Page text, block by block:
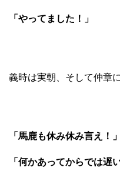
「やってました！」
義時は実朝、そして仲章
「馬鹿も休み休み言え！」
「何かあってからでは遅